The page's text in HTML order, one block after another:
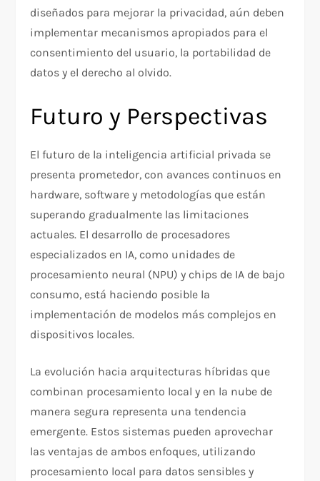
diseñados para mejorar la privacidad, aún deben
implementar mecanismos apropiados para el
consentimiento del usuario, la portabilidad de
datos y el derecho al olvido.
Futuro y Perspectivas
El futuro de la inteligencia artificial privada se
presenta prometedor, con avances continuos en
hardware, software y metodologías que están
superando gradualmente las limitaciones
actuales. El desarrollo de procesadores
especializados en IA, como unidades de
procesamiento neural (NPU) y chips de IA de bajo
consumo, está haciendo posible la
implementación de modelos más complejos en
dispositivos locales.
La evolución hacia arquitecturas híbridas que
combinan procesamiento local y en la nube de
manera segura representa una tendencia
emergente. Estos sistemas pueden aprovechar
las ventajas de ambos enfoques, utilizando
procesamiento local para datos sensibles y